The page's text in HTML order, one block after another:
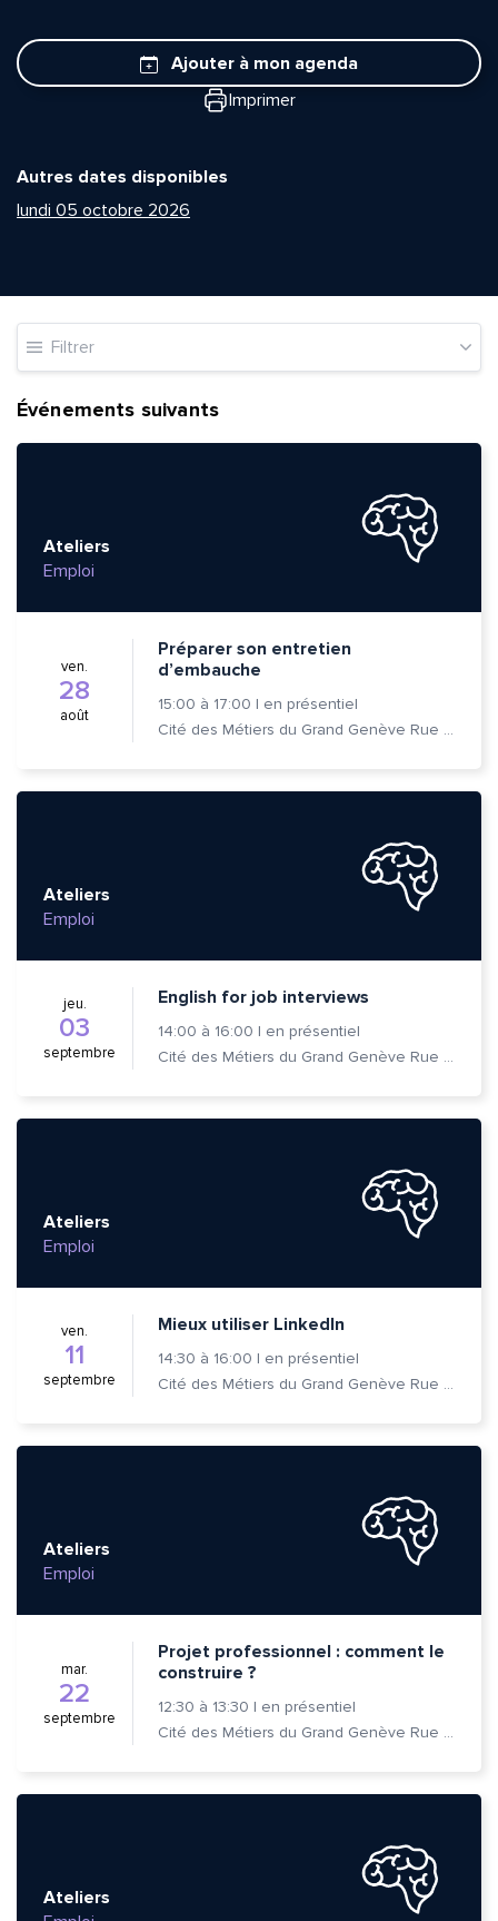
Ajouter à mon agenda
Imprimer
Autres dates disponibles
lundi 05 octobre 2026
Filtrer
Événements suivants
Ateliers
Emploi
ven.
28
août
Préparer son entretien
d’embauche
15:00 à 17:00 | en présentiel
Cité des Métiers du Grand Genève Rue Prévost-Martin 6 1205 Genève
Ateliers
Emploi
jeu.
03
septembre
English for job interviews
14:00 à 16:00 | en présentiel
Cité des Métiers du Grand Genève Rue Prévost-Martin 6 1205 Genève
Ateliers
Emploi
ven.
11
septembre
Mieux utiliser LinkedIn
14:30 à 16:00 | en présentiel
Cité des Métiers du Grand Genève Rue Prévost-Martin 6 1205 Genève
Ateliers
Emploi
mar.
22
septembre
Projet professionnel : comment le
construire ?
12:30 à 13:30 | en présentiel
Cité des Métiers du Grand Genève Rue Prévost-Martin 6 1205 Genève
Ateliers
Quelle est la pertinence de cette page?